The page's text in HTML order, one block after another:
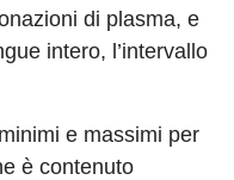
di plasma, e
intero, l’intervallo
e massimi per
è contenuto